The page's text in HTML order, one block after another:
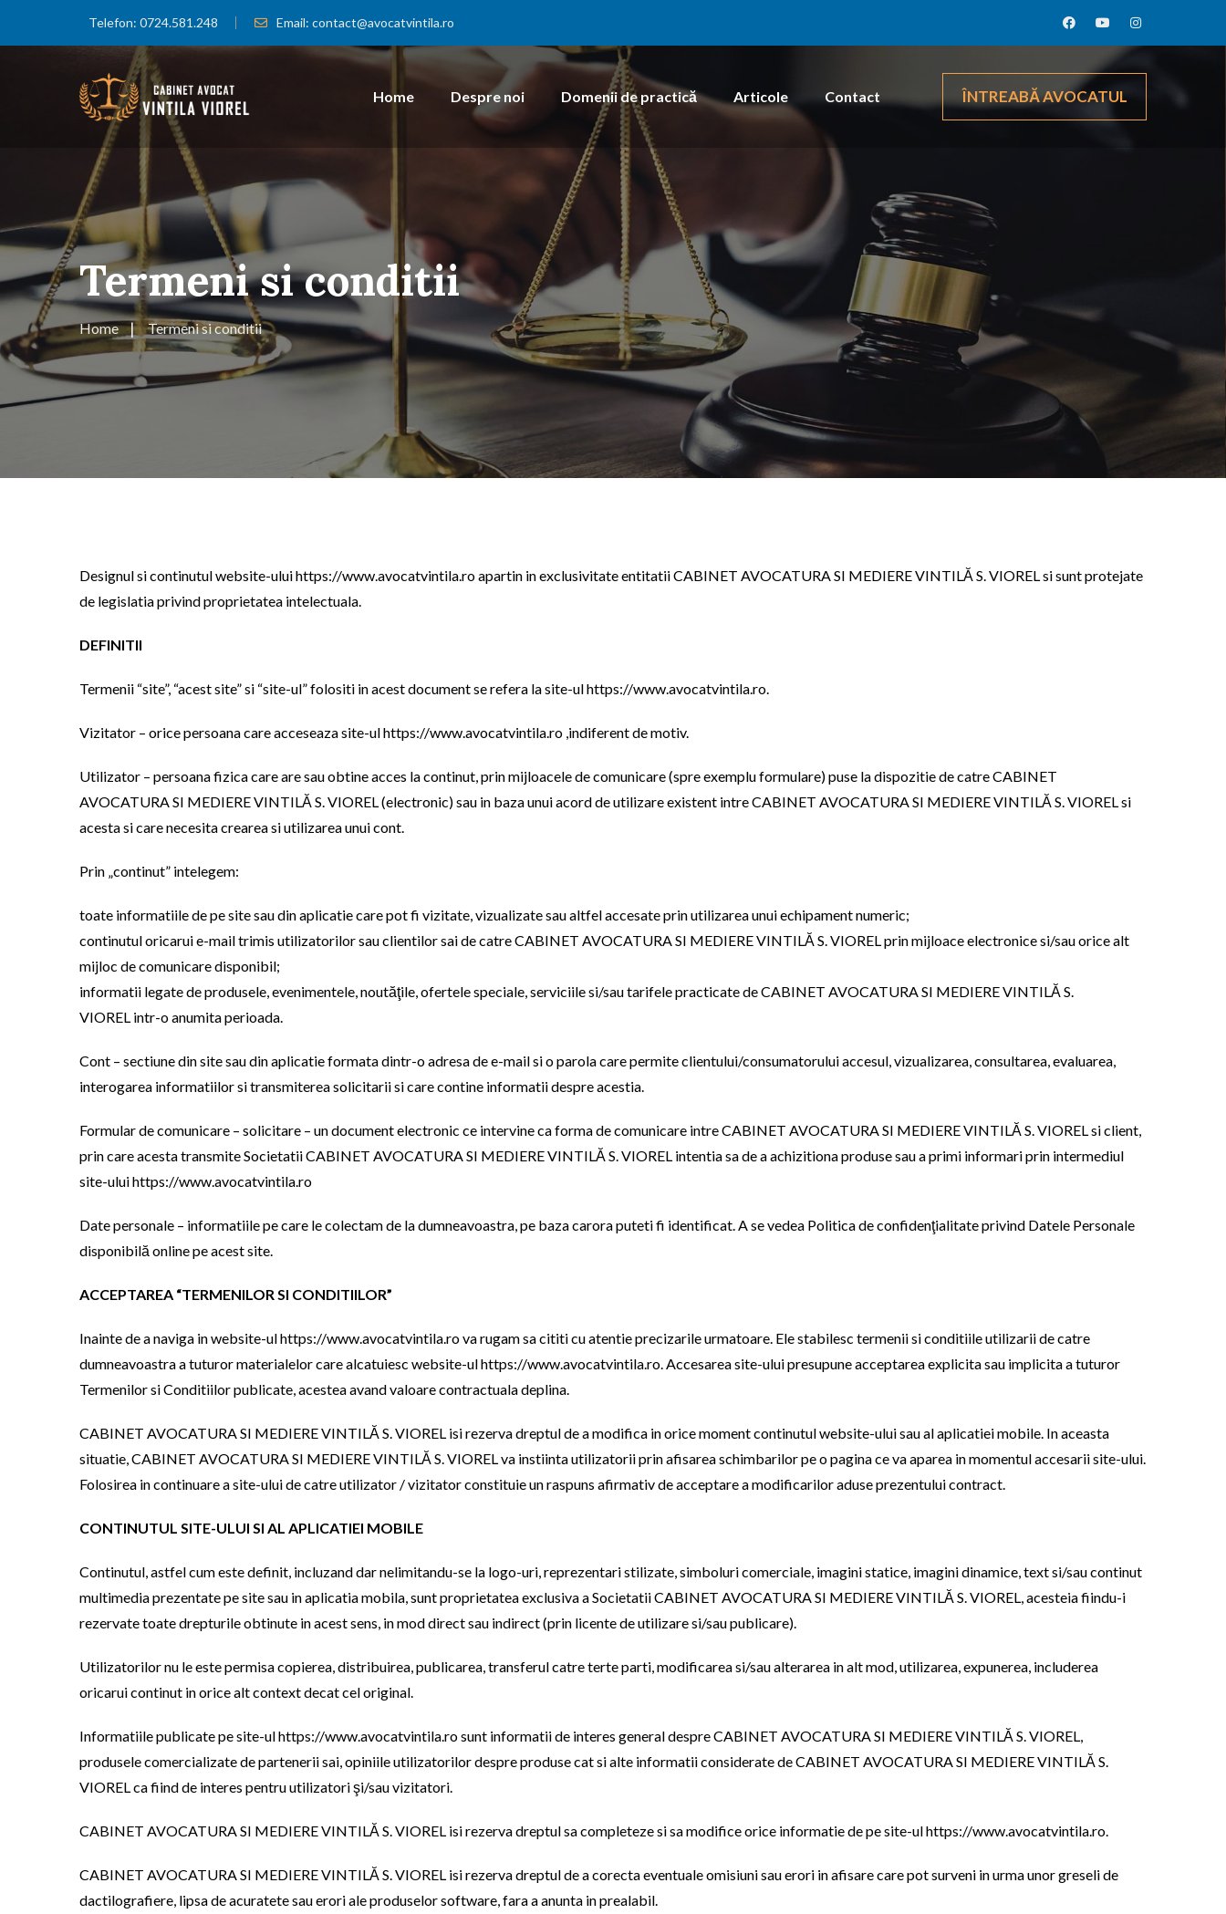
Telefon: 0724.581.248 Email: contact@avocatvintila.ro
Home Despre noi Domenii de practică Articole Contact ÎNTREABĂ AVOCATUL
Termeni si conditii
Home Termeni si conditii
Designul si continutul website-ului https://www.avocatvintila.ro apartin in exclusivitate entitatii CABINET AVOCATURA SI MEDIERE VINTILĂ S. VIOREL si sunt protejate
de legislatia privind proprietatea intelectuala.
DEFINITII
Termenii “site”, “acest site” si “site-ul” folositi in acest document se refera la site-ul https://www.avocatvintila.ro.
Vizitator – orice persoana care acceseaza site-ul https://www.avocatvintila.ro ,indiferent de motiv.
Utilizator – persoana fizica care are sau obtine acces la continut, prin mijloacele de comunicare (spre exemplu formulare) puse la dispozitie de catre CABINET
AVOCATURA SI MEDIERE VINTILĂ S. VIOREL (electronic) sau in baza unui acord de utilizare existent intre CABINET AVOCATURA SI MEDIERE VINTILĂ S. VIOREL si
acesta si care necesita crearea si utilizarea unui cont.
Prin „continut” intelegem:
toate informatiile de pe site sau din aplicatie care pot fi vizitate, vizualizate sau altfel accesate prin utilizarea unui echipament numeric;
continutul oricarui e-mail trimis utilizatorilor sau clientilor sai de catre CABINET AVOCATURA SI MEDIERE VINTILĂ S. VIOREL prin mijloace electronice si/sau orice alt
mijloc de comunicare disponibil;
informatii legate de produsele, evenimentele, noutăţile, ofertele speciale, serviciile si/sau tarifele practicate de CABINET AVOCATURA SI MEDIERE VINTILĂ S.
VIOREL intr-o anumita perioada.
Cont – sectiune din site sau din aplicatie formata dintr-o adresa de e-mail si o parola care permite clientului/consumatorului accesul, vizualizarea, consultarea, evaluarea,
interogarea informatiilor si transmiterea solicitarii si care contine informatii despre acestia.
Formular de comunicare – solicitare – un document electronic ce intervine ca forma de comunicare intre CABINET AVOCATURA SI MEDIERE VINTILĂ S. VIOREL si client,
prin care acesta transmite Societatii CABINET AVOCATURA SI MEDIERE VINTILĂ S. VIOREL intentia sa de a achizitiona produse sau a primi informari prin intermediul
site-ului https://www.avocatvintila.ro
Date personale – informatiile pe care le colectam de la dumneavoastra, pe baza carora puteti fi identificat. A se vedea Politica de confidenţialitate privind Datele Personale
disponibilă online pe acest site.
ACCEPTAREA “TERMENILOR SI CONDITIILOR”
Inainte de a naviga in website-ul https://www.avocatvintila.ro va rugam sa cititi cu atentie precizarile urmatoare. Ele stabilesc termenii si conditiile utilizarii de catre
dumneavoastra a tuturor materialelor care alcatuiesc website-ul https://www.avocatvintila.ro. Accesarea site-ului presupune acceptarea explicita sau implicita a tuturor
Termenilor si Conditiilor publicate, acestea avand valoare contractuala deplina.
CABINET AVOCATURA SI MEDIERE VINTILĂ S. VIOREL isi rezerva dreptul de a modifica in orice moment continutul website-ului sau al aplicatiei mobile. In aceasta
situatie, CABINET AVOCATURA SI MEDIERE VINTILĂ S. VIOREL va instiinta utilizatorii prin afisarea schimbarilor pe o pagina ce va aparea in momentul accesarii site-ului.
Folosirea in continuare a site-ului de catre utilizator / vizitator constituie un raspuns afirmativ de acceptare a modificarilor aduse prezentului contract.
CONTINUTUL SITE-ULUI SI AL APLICATIEI MOBILE
Continutul, astfel cum este definit, incluzand dar nelimitandu-se la logo-uri, reprezentari stilizate, simboluri comerciale, imagini statice, imagini dinamice, text si/sau continut
multimedia prezentate pe site sau in aplicatia mobila, sunt proprietatea exclusiva a Societatii CABINET AVOCATURA SI MEDIERE VINTILĂ S. VIOREL, acesteia fiindu-i
rezervate toate drepturile obtinute in acest sens, in mod direct sau indirect (prin licente de utilizare si/sau publicare).
Utilizatorilor nu le este permisa copierea, distribuirea, publicarea, transferul catre terte parti, modificarea si/sau alterarea in alt mod, utilizarea, expunerea, includerea
oricarui continut in orice alt context decat cel original.
Informatiile publicate pe site-ul https://www.avocatvintila.ro sunt informatii de interes general despre CABINET AVOCATURA SI MEDIERE VINTILĂ S. VIOREL,
produsele comercializate de partenerii sai, opiniile utilizatorilor despre produse cat si alte informatii considerate de CABINET AVOCATURA SI MEDIERE VINTILĂ S.
VIOREL ca fiind de interes pentru utilizatori şi/sau vizitatori.
CABINET AVOCATURA SI MEDIERE VINTILĂ S. VIOREL isi rezerva dreptul sa completeze si sa modifice orice informatie de pe site-ul https://www.avocatvintila.ro.
CABINET AVOCATURA SI MEDIERE VINTILĂ S. VIOREL isi rezerva dreptul de a corecta eventuale omisiuni sau erori in afisare care pot surveni in urma unor greseli de
dactilografiere, lipsa de acuratete sau erori ale produselor software, fara a anunta in prealabil.